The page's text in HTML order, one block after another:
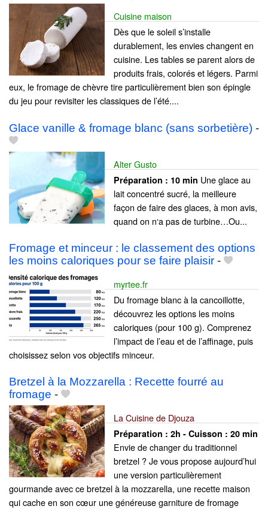
Cuisine maison
Dès que le soleil s’installe
durablement, les envies changent en
cuisine. Les tables se parent alors de
produits frais, colorés et légers. Parmi
eux, le fromage de chèvre tire particulièrement bien son épingle
du jeu pour revisiter les classiques de l’été....
Glace vanille & fromage blanc (sans sorbetière) -
Alter Gusto
Préparation : 10 min Une glace au
lait concentré sucré, la meilleure
façon de faire des glaces, à mon avis,
quand on n‘a pas de turbine…Ou...
Fromage et minceur : le classement des options
les moins caloriques pour se faire plaisir -
myrtee.fr
Du fromage blanc à la cancoillotte,
découvrez les options les moins
caloriques (pour 100 g). Comprenez
l’impact de l’eau et de l’affinage, puis
choisissez selon vos objectifs minceur.
Bretzel à la Mozzarella : Recette fourré au
fromage -
La Cuisine de Djouza
Préparation : 2h - Cuisson : 20 min
Envie de changer du traditionnel
bretzel ? Je vous propose aujourd’hui
une version particulièrement
gourmande avec ce bretzel à la mozzarella, une recette maison
qui cache en son cœur une généreuse garniture de fromage